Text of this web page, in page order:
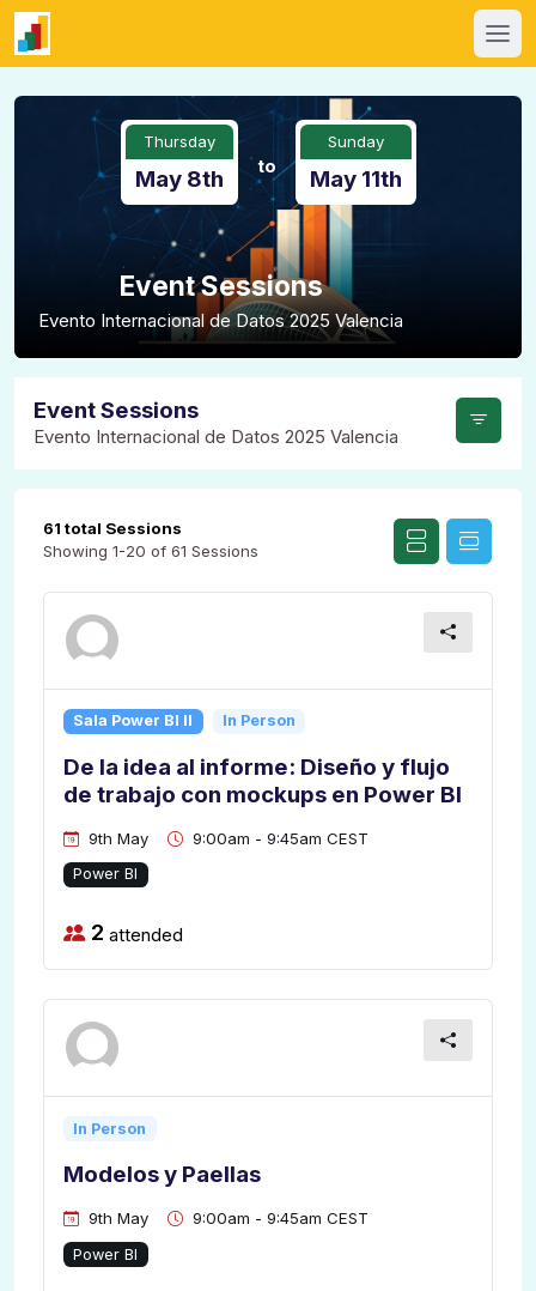
Thursday
May 8th to
Sunday
May 11th
Event Sessions
Evento Internacional de Datos 2025 Valencia
Event Sessions
Evento Internacional de Datos 2025 Valencia
61 total Sessions
Showing 1-20 of 61 Sessions
Sala Power BI II In Person
De la idea al informe: Diseño y flujo
de trabajo con mockups en Power BI
9th May 9:00am - 9:45am CEST
Power BI
2 attended
In Person
Modelos y Paellas
9th May 9:00am - 9:45am CEST
Power BI